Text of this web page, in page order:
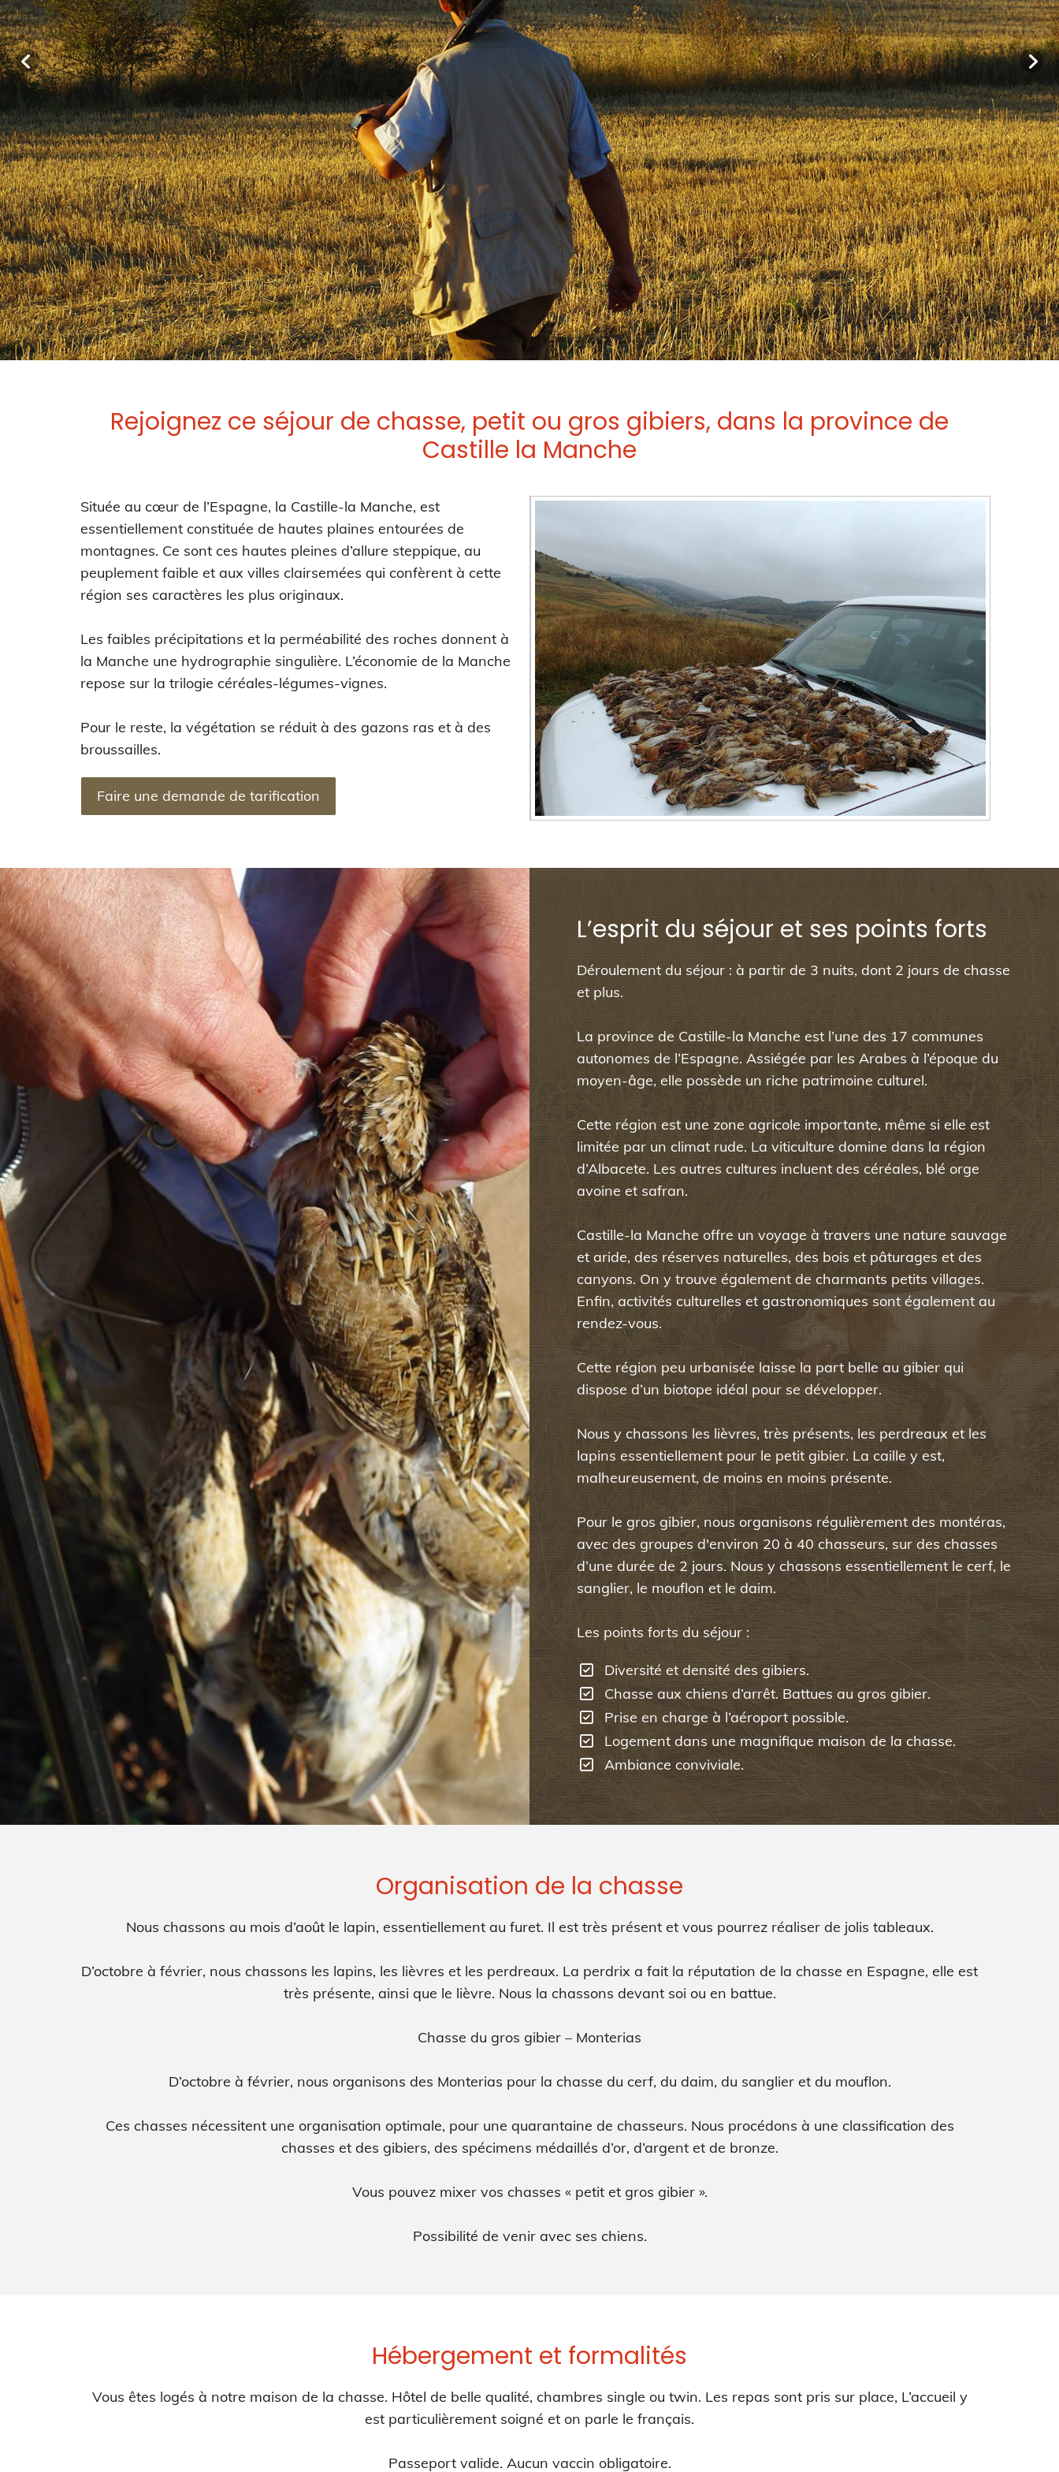
Rejoignez ce séjour de chasse, petit ou gros gibiers, dans la province de
Castille la Manche
Située au cœur de l’Espagne, la Castille-la Manche, est
essentiellement constituée de hautes plaines entourées de
montagnes. Ce sont ces hautes pleines d’allure steppique, au
peuplement faible et aux villes clairsemées qui confèrent à cette
région ses caractères les plus originaux.
Les faibles précipitations et la perméabilité des roches donnent à
la Manche une hydrographie singulière. L’économie de la Manche
repose sur la trilogie céréales-légumes-vignes.
Pour le reste, la végétation se réduit à des gazons ras et à des
broussailles.
Faire une demande de tarification
L’esprit du séjour et ses points forts
Déroulement du séjour : à partir de 3 nuits, dont 2 jours de chasse
et plus.
La province de Castille-la Manche est l’une des 17 communes
autonomes de l’Espagne. Assiégée par les Arabes à l’époque du
moyen-âge, elle possède un riche patrimoine culturel.
Cette région est une zone agricole importante, même si elle est
limitée par un climat rude. La viticulture domine dans la région
d’Albacete. Les autres cultures incluent des céréales, blé orge
avoine et safran.
Castille-la Manche offre un voyage à travers une nature sauvage
et aride, des réserves naturelles, des bois et pâturages et des
canyons. On y trouve également de charmants petits villages.
Enfin, activités culturelles et gastronomiques sont également au
rendez-vous.
Cette région peu urbanisée laisse la part belle au gibier qui
dispose d’un biotope idéal pour se développer.
Nous y chassons les lièvres, très présents, les perdreaux et les
lapins essentiellement pour le petit gibier. La caille y est,
malheureusement, de moins en moins présente.
Pour le gros gibier, nous organisons régulièrement des montéras,
avec des groupes d'environ 20 à 40 chasseurs, sur des chasses
d’une durée de 2 jours. Nous y chassons essentiellement le cerf, le
sanglier, le mouflon et le daim.
Les points forts du séjour :
Diversité et densité des gibiers.
Chasse aux chiens d’arrêt. Battues au gros gibier.
Prise en charge à l’aéroport possible.
Logement dans une magnifique maison de la chasse.
Ambiance conviviale.
Organisation de la chasse
Nous chassons au mois d’août le lapin, essentiellement au furet. Il est très présent et vous pourrez réaliser de jolis tableaux.
D’octobre à février, nous chassons les lapins, les lièvres et les perdreaux. La perdrix a fait la réputation de la chasse en Espagne, elle est
très présente, ainsi que le lièvre. Nous la chassons devant soi ou en battue.
Chasse du gros gibier – Monterias
D’octobre à février, nous organisons des Monterias pour la chasse du cerf, du daim, du sanglier et du mouflon.
Ces chasses nécessitent une organisation optimale, pour une quarantaine de chasseurs. Nous procédons à une classification des
chasses et des gibiers, des spécimens médaillés d’or, d’argent et de bronze.
Vous pouvez mixer vos chasses « petit et gros gibier ».
Possibilité de venir avec ses chiens.
Hébergement et formalités
Vous êtes logés à notre maison de la chasse. Hôtel de belle qualité, chambres single ou twin. Les repas sont pris sur place, L’accueil y
est particulièrement soigné et on parle le français.
Passeport valide. Aucun vaccin obligatoire.